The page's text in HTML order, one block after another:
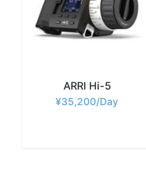
ARRI Hi-5
¥35,200